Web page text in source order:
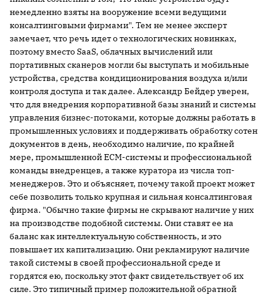
немедленно взяты на вооружение всеми ведущими
консалтинговыми фирмами". Тем не менее эксперт
замечает, что речь идет о технологических новинках,
поэтому вместо SaaS, облачных вычислений или
портативных сканеров могли бы выступать и мобильные
устройства, средства кондиционирования воздуха и/или
контроля доступа и так далее. Александр Бейдер уверен,
что для внедрения корпоративной базы знаний и системы
управления бизнес-потоками, которые должны работать в
промышленных условиях и поддерживать обработку сотен
документов в день, необходимо наличие, по крайней
мере, промышленной ECM-системы и профессиональной
команды внедренцев, а также куратора из числа топ-
менеджеров. Это и объясняет, почему такой проект может
себе позволить только крупная и сильная консалтинговая
фирма. "Обычно такие фирмы не скрывают наличие у них
на производстве подобной системы. Они ставят ее на
баланс как интеллектуальную собственность, и это
повышает их капитализацию. Они рекламируют наличие
такой системы в своей профессиональной среде и
гордятся ею, поскольку этот факт свидетельствует об их
силе. Это типичный пример положительной обратной